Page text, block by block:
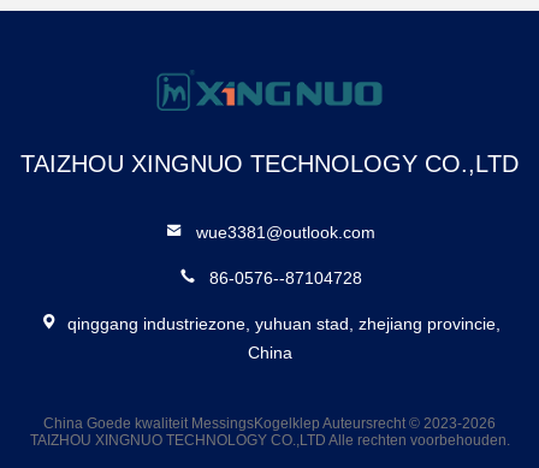
TAIZHOU XINGNUO TECHNOLOGY CO.,LTD
wue3381@outlook.com
86-0576--87104728
qinggang industriezone, yuhuan stad, zhejiang provincie,
China
China Goede kwaliteit MessingsKogelklep Auteursrecht © 2023-2026
TAIZHOU XINGNUO TECHNOLOGY CO.,LTD Alle rechten voorbehouden.